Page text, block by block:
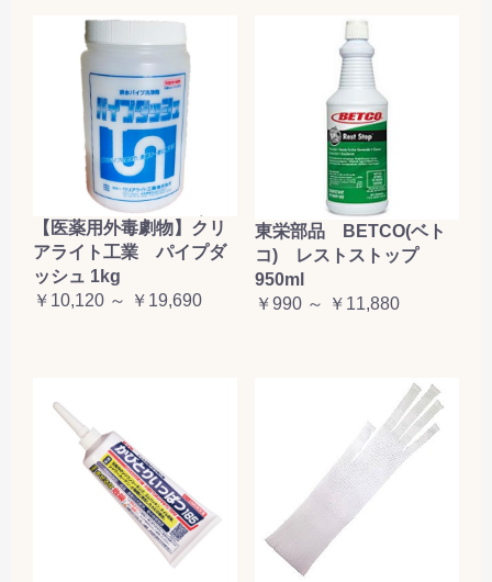
【医薬用外毒劇物】クリ
アライト工業 パイプダ
ッシュ 1kg
￥10,120 ～ ￥19,690
東栄部品 BETCO(ベト
コ) レストストップ
950ml
￥990 ～ ￥11,880